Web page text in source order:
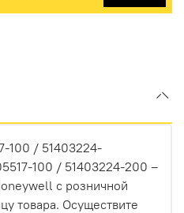
100 / 51403224-
100 / 51403224-200 –
с розничной
товара. Осуществите